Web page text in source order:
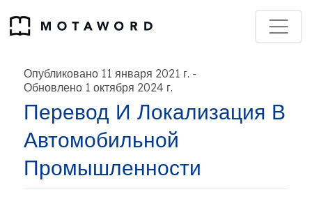
Опубликовано 11 января 2021 г. -
Обновлено 1 октября 2024 г.
Перевод И Локализация В
Автомобильной
Промышленности